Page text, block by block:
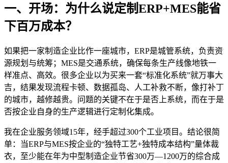
一、开场：为什么说定制ERP+MES能省
下百万成本？
如果把一家制造企业比作一座城市，ERP是城管系统，负责资
源规划与统筹；MES是交通系统，确保每条生产线像地铁一
样准点、高效。很多企业以为买来一套“标准化系统”就万事大
吉，结果发现流程卡顿、数据孤岛、人工补救不断，像打补丁
的城市，越修越贵。问题的关键不在于是否上系统，而在于是
否按企业自身的生产逻辑进行定制化集成。
我在企业服务领域15年，经手超过300个工业项目。结论很简
单：当ERP与MES按企业的“独特工艺+独特成本结构”量体裁
衣，至少能在年为中型制造企业节省300万—1200万的综合成